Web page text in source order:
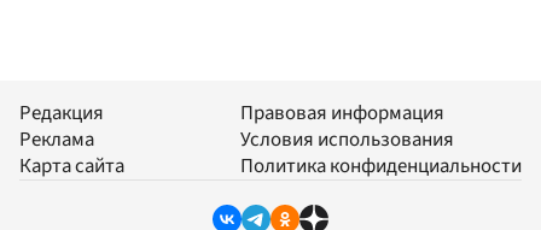
Редакция
Реклама
Карта сайта
Правовая информация
Условия использования
Политика конфиденциальности